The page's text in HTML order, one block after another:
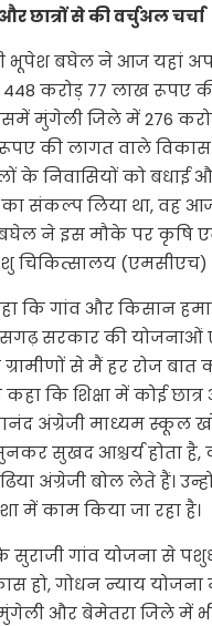
छात्रों से की वर्चुअल चर्चा
भूपेश बघेल ने आज यहां
करोड़ 77 लाख रूपए
मुंगेली जिले में 276
की लागत वाले विकास
के निवासियों को
संकल्प लिया था, वह
ने इस मौके पर कृषि
चिकित्सालय
कि गांव और किसान
सरकार की
ग्रामीणों से मैं हर रोज
कहा कि शिक्षा में कोई
अंग्रेजी माध्यम स्कूल
सुखद आश्चर्य होता है,
अंग्रेजी बोल लेते हैं।
में काम किया जा रहा है।
सुराजी गांव योजना से
हो, गोधन न्याय योजना
और बेमेतरा जिले में